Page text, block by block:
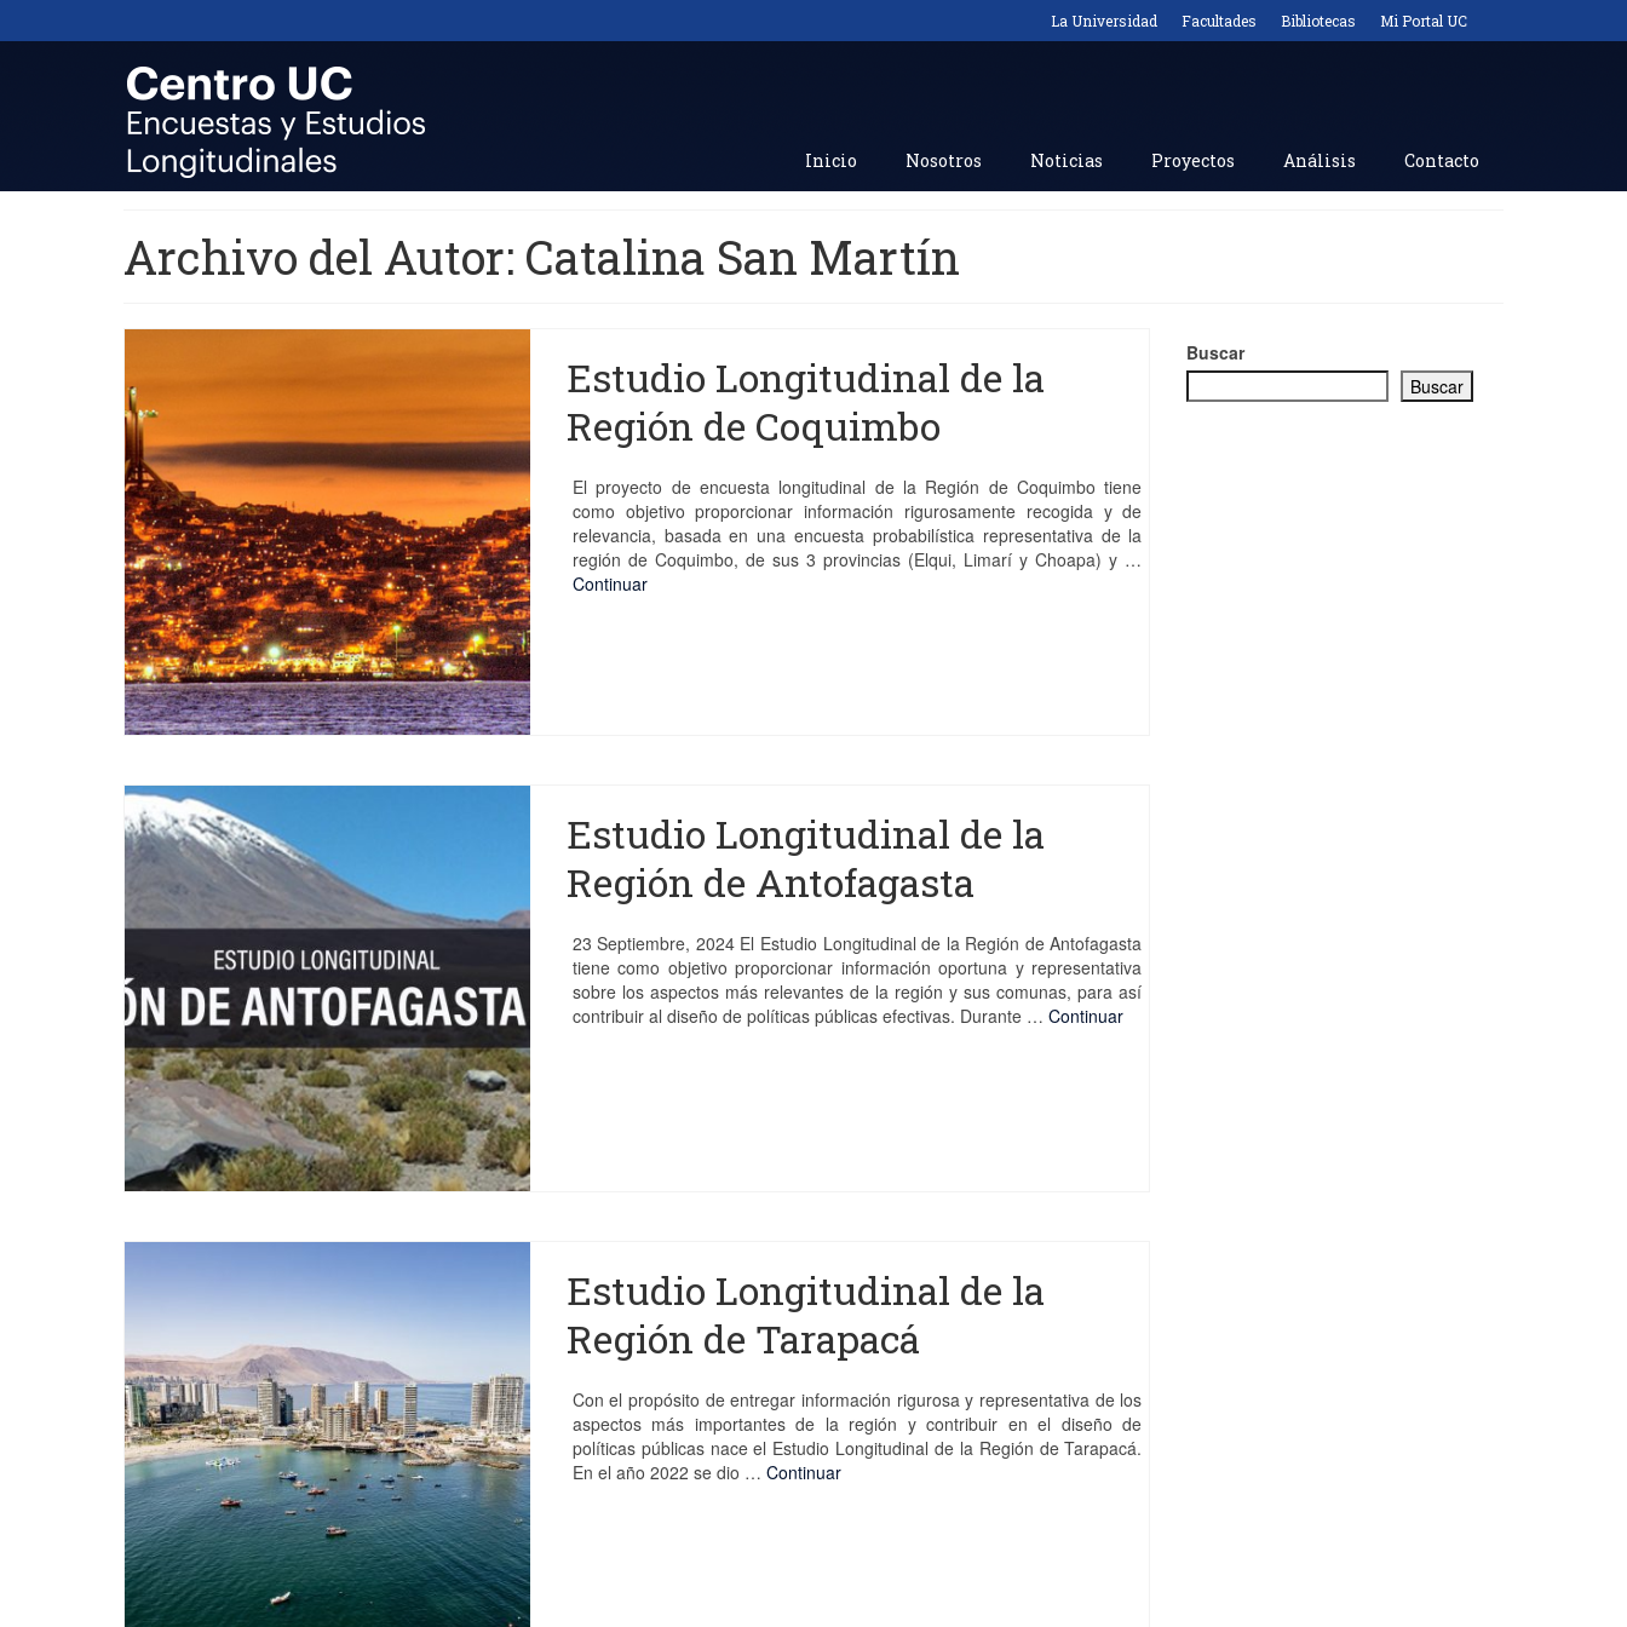
La Universidad Facultades Bibliotecas Mi Portal UC
Inicio Nosotros Noticias Proyectos Análisis Contacto
Archivo del Autor: Catalina San Martín
Estudio Longitudinal de la
Región de Coquimbo
El proyecto de encuesta longitudinal de la Región de Coquimbo tiene
como objetivo proporcionar información rigurosamente recogida y de
relevancia, basada en una encuesta probabilística representativa de la
región de Coquimbo, de sus 3 provincias (Elqui, Limarí y Choapa) y …
Continuar
Estudio Longitudinal de la
Región de Antofagasta
23 Septiembre, 2024 El Estudio Longitudinal de la Región de Antofagasta
tiene como objetivo proporcionar información oportuna y representativa
sobre los aspectos más relevantes de la región y sus comunas, para así
contribuir al diseño de políticas públicas efectivas. Durante … Continuar
Estudio Longitudinal de la
Región de Tarapacá
Con el propósito de entregar información rigurosa y representativa de los
aspectos más importantes de la región y contribuir en el diseño de
políticas públicas nace el Estudio Longitudinal de la Región de Tarapacá.
En el año 2022 se dio … Continuar
Buscar
Buscar